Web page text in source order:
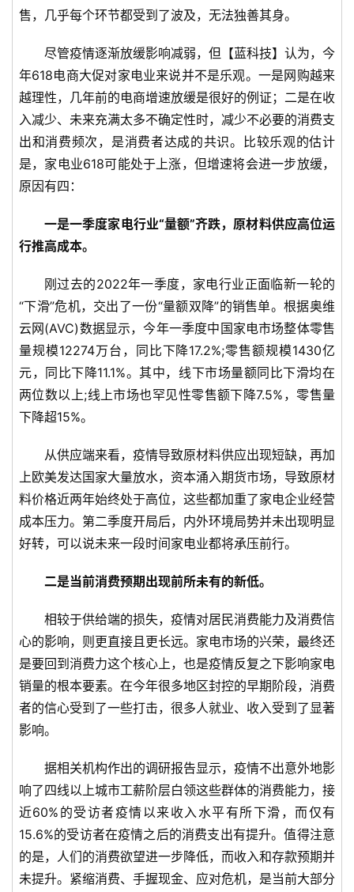
新
商
业
人
工
智
能
A
科
技
快
讯
创
售，几乎每个环节都受到了波及，无法独善其身。
尽管疫情逐渐放缓影响减弱，但【蓝科技】认为，今
年618电商大促对家电业来说并不是乐观。一是网购越来
越理性，几年前的电商增速放缓是很好的例证；二是在收
入减少、未来充满太多不确定性时，减少不必要的消费支
出和消费频次，是消费者达成的共识。比较乐观的估计
是，家电业618可能处于上涨，但增速将会进一步放缓，
原因有四：
一是一季度家电行业“量额”齐跌，原材料供应高位运
行推高成本。
刚过去的2022年一季度，家电行业正面临新一轮的
“下滑”危机，交出了一份“量额双降”的销售单。根据奥维
云网(AVC)数据显示，今年一季度中国家电市场整体零售
量规模12274万台，同比下降17.2%;零售额规模1430亿
元，同比下降11.1%。其中，线下市场量额同比下滑均在
两位数以上;线上市场也罕见性零售额下降7.5%，零售量
下降超15%。
从供应端来看，疫情导致原材料供应出现短缺，再加
上欧美发达国家大量放水，资本涌入期货市场，导致原材
料价格近两年始终处于高位，这些都加重了家电企业经营
成本压力。第二季度开局后，内外环境局势并未出现明显
好转，可以说未来一段时间家电业都将承压前行。
二是当前消费预期出现前所未有的新低。
相较于供给端的损失，疫情对居民消费能力及消费信
心的影响，则更直接且更长远。家电市场的兴荣，最终还
是要回到消费力这个核心上，也是疫情反复之下影响家电
销量的根本要素。在今年很多地区封控的早期阶段，消费
者的信心受到了一些打击，很多人就业、收入受到了显著
影响。
据相关机构作出的调研报告显示，疫情不出意外地影
响了四线以上城市工薪阶层白领这些群体的消费能力，接
近60%的受访者疫情以来收入水平有所下滑，而仅有
15.6%的受访者在疫情之后的消费支出有提升。值得注意
的是，人们的消费欲望进一步降低，而收入和存款预期并
未提升。紧缩消费、手握现金、应对危机，是当前大部分